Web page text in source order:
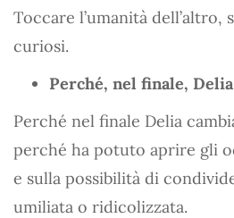
Toccare l’umanità dell’altro,
curiosi.
Perché, nel finale,
Perché nel finale Delia
perché ha potuto aprire gli
e sulla possibilità di
umiliata o ridicolizzata.